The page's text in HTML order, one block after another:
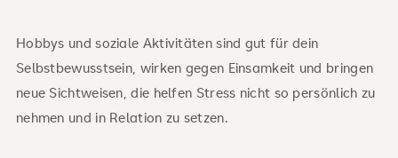
Hobbys und soziale Aktivitäten sind gut für dein
Selbstbewusstsein, wirken gegen Einsamkeit und bringen
neue Sichtweisen, die helfen Stress nicht so persönlich zu
nehmen und in Relation zu setzen.